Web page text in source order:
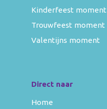
Kinderfeest moment
Trouwfeest moment
Valentijns moment
Direct naar
Home